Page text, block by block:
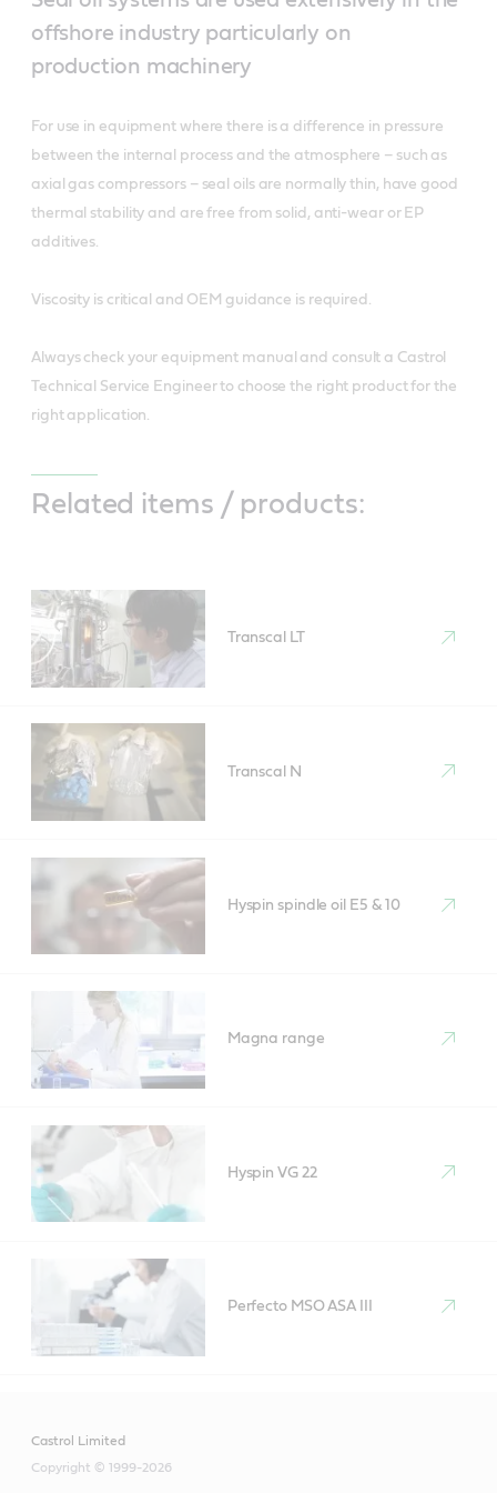
offshore industry particularly on
production machinery
For use in equipment where there is a difference in pressure
between the internal process and the atmosphere – such as
axial gas compressors – seal oils are normally thin, have good
thermal stability and are free from solid, anti-wear or EP
additives.
Viscosity is critical and OEM guidance is required.
Always check your equipment manual and consult a Castrol
Technical Service Engineer to choose the right product for the
right application.
Related items / products:
Transcal LT
Transcal N
Hyspin spindle oil E5 & 10
Magna range
Hyspin VG 22
Perfecto MSO ASA III
Castrol Limited
Copyright © 1999-2026